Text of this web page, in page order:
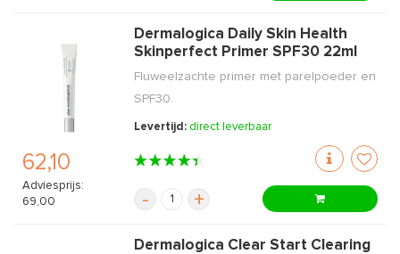
62,10
Adviesprijs:
69,00
Dermalogica Daily Skin Health
Skinperfect Primer SPF30 22ml
Fluweelzachte primer met parelpoeder en
SPF30.
Levertijd: direct leverbaar
- +
Dermalogica Clear Start Clearing